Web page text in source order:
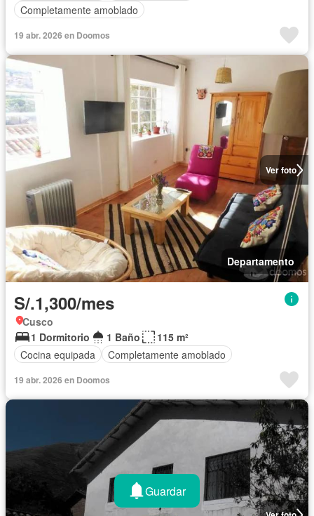
Completamente amoblado
19 abr. 2026 en Doomos
Ver foto
Departamento
S/.1,300/mes
Cusco
1 Dormitorio
1 Baño
115 m²
Cocina equipada
Completamente amoblado
19 abr. 2026 en Doomos
Guardar